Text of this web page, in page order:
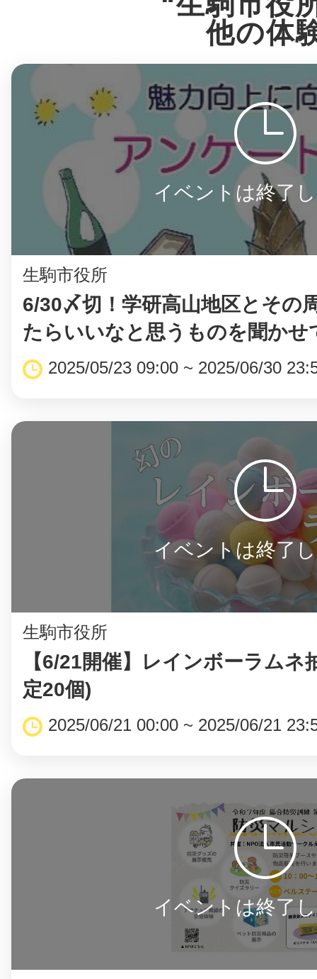
他の体
イベントは終了
生駒市役所
6/30〆切！学研高山地区とその
たらいいなと思うものを聞かせ
2025/05/23 09:00 ~ 2025/06/30
イベントは終了
生駒市役所
【6/21開催】レインボーラムネ
定20個)
2025/06/21 00:00 ~ 2025/06/21
イベントは終了
まちのコイン
お知らせ
ヘルプ
お問い合わせ
プライバシーポ
©︎ KAYAC Inc.All